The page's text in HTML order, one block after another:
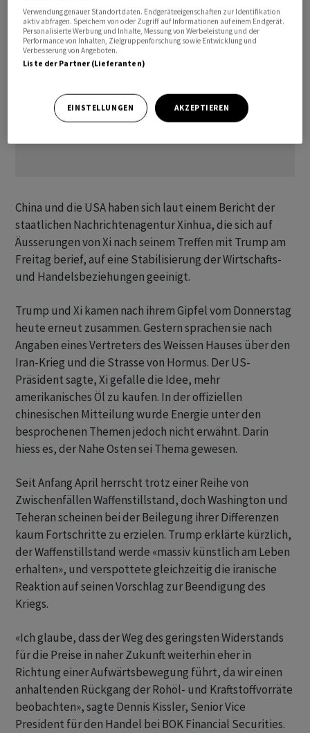
China und die USA haben sich laut einem Bericht der
staatlichen Nachrichtenagentur Xinhua, die sich auf
Äusserungen von Xi nach seinem Treffen mit Trump am
Freitag berief, auf eine Stabilisierung der Wirtschafts-
und Handelsbeziehungen geeinigt.
Trump und Xi kamen nach ihrem Gipfel vom Donnerstag
heute erneut zusammen. Gestern sprachen sie nach
Angaben eines Vertreters des Weissen Hauses über den
Iran-Krieg und die Strasse von Hormus. Der US-
Präsident sagte, Xi gefalle die Idee, mehr
amerikanisches Öl zu kaufen. In der offiziellen
chinesischen Mitteilung wurde Energie unter den
besprochenen Themen jedoch nicht erwähnt. Darin
hiess es, der Nahe Osten sei Thema gewesen.
Seit Anfang April herrscht trotz einer Reihe von
Zwischenfällen Waffenstillstand, doch Washington und
Teheran scheinen bei der Beilegung ihrer Differenzen
kaum Fortschritte zu erzielen. Trump erklärte kürzlich,
der Waffenstillstand werde «massiv künstlich am Leben
erhalten», und verspottete gleichzeitig die iranische
Reaktion auf seinen Vorschlag zur Beendigung des
Kriegs.
«Ich glaube, dass der Weg des geringsten Widerstands
für die Preise in naher Zukunft weiterhin eher in
Richtung einer Aufwärtsbewegung führt, da wir einen
anhaltenden Rückgang der Rohöl- und Kraftstoffvorräte
beobachten», sagte Dennis Kissler, Senior Vice
President für den Handel bei BOK Financial Securities.
Verwendung genauer Standortdaten. Endgeräteeigenschaften zur Identifikation
aktiv abfragen. Speichern von oder Zugriff auf Informationen auf einem Endgerät.
Personalisierte Werbung und Inhalte, Messung von Werbeleistung und der
Performance von Inhalten, Zielgruppenforschung sowie Entwicklung und
Verbesserung von Angeboten.
Liste der Partner (Lieferanten)
EINSTELLUNGEN AKZEPTIEREN